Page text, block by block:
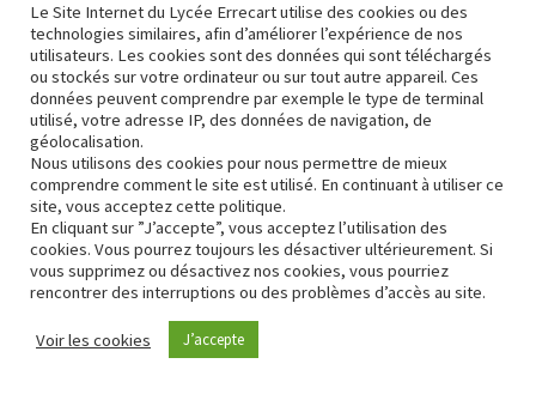
Conformité RGPD
Le Site Internet du Lycée Errecart utilise des cookies ou des
technologies similaires, afin d’améliorer l’expérience de nos
utilisateurs. Les cookies sont des données qui sont téléchargés
ou stockés sur votre ordinateur ou sur tout autre appareil. Ces
données peuvent comprendre par exemple le type de terminal
utilisé, votre adresse IP, des données de navigation, de
géolocalisation.
Nous utilisons des cookies pour nous permettre de mieux
comprendre comment le site est utilisé. En continuant à utiliser ce
site, vous acceptez cette politique.
En cliquant sur ”J’accepte”, vous acceptez l’utilisation des
cookies. Vous pourrez toujours les désactiver ultérieurement. Si
vous supprimez ou désactivez nos cookies, vous pourriez
rencontrer des interruptions ou des problèmes d’accès au site.
Voir les cookies J’accepte